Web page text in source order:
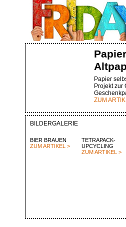
Papier
Projekt zur
ZUM
BILDERGALERIE
BIER BRAUEN
ZUM ARTIKEL >
TETRAPACK-
UPCYCLING
ZUM ARTIKEL >